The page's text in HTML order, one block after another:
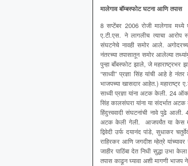
मालेगाव बॉम्बस्फोट घटना आणि तपास
8 सप्टेंबर 2006 रोजी मालेगाव
ए.टी.एस. ने लागलीच त्याचा आरोप
संघटनेचे नावही समोर आले.
नंतरच्या तपासातून समोर आलेल्या
पुन्हा बॉंबस्फोट झाले, जे महाराष्ट्रभर
“साध्वी” प्रज्ञा सिंह यांची आहे हे
भाजपच्या खासदार आहेत.) महाराष्ट्र
साध्वी प्रज्ञा यांना अटक केली. 24
सिंह कालसंघरा यांना या संदर्भात अटक
हिंदुत्त्ववादी संघटनांची नावे पुढे
अटक केली गेली. आजपर्यंत या केस
द्विवेदी उर्फ ​​दयानंद पांडे, सुधाकर
राहिरकर आणि जगदीश म्हेत्रे
जाहीर पाठिंबा देत निधी सुद्धा उभा
तपास काढून घ्यावा अशी मागणी भाजप